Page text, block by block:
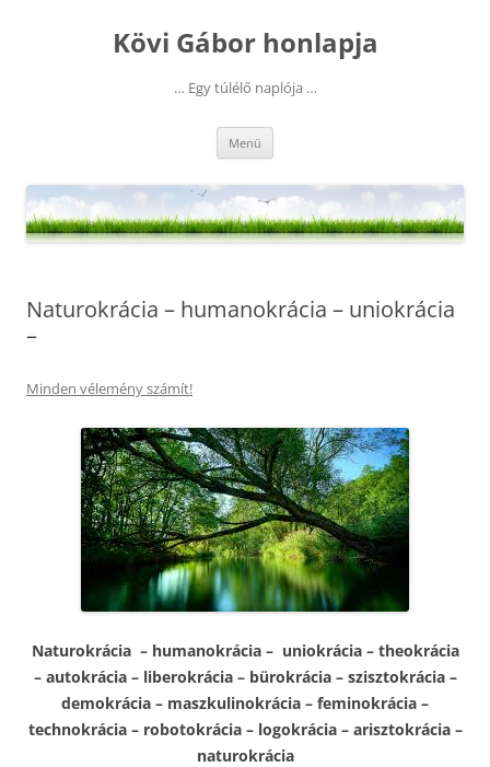
Kövi Gábor honlapja
… Egy túlélő naplója …
Menü
Naturokrácia – humanokrácia – uniokrácia
–
Minden vélemény számít!
Naturokrácia – humanokrácia – uniokrácia – theokrácia
– autokrácia – liberokrácia – bürokrácia – szisztokrácia –
demokrácia – maszkulinokrácia – feminokrácia –
technokrácia – robotokrácia – logokrácia – arisztokrácia –
naturokrácia